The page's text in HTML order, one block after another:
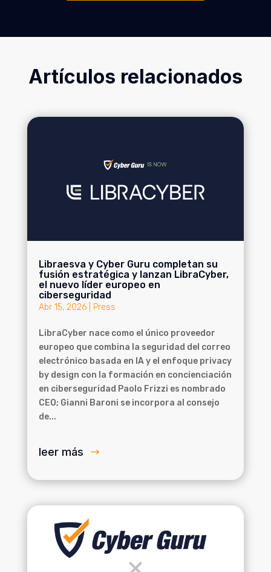
Artículos relacionados
Libraesva y Cyber Guru completan su
fusión estratégica y lanzan LibraCyber,
el nuevo líder europeo en
ciberseguridad
Abr 15, 2026| Press
LibraCyber nace como el único proveedor
europeo que combina la seguridad del correo
electrónico basada en IA y el enfoque privacy
by design con la formación en concienciación
en ciberseguridad Paolo Frizzi es nombrado
CEO; Gianni Baroni se incorpora al consejo
de...
leer más